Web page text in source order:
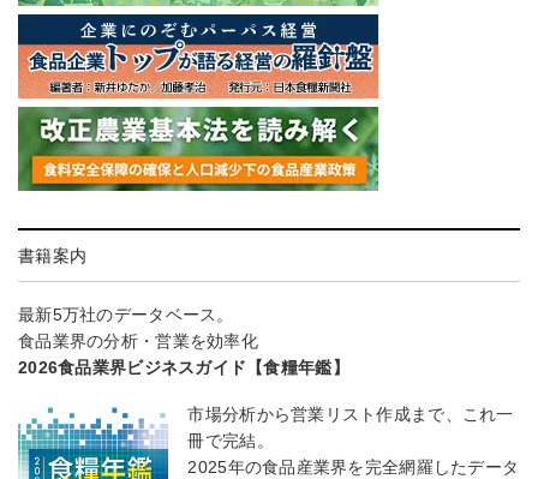
書籍案内
最新5万社のデータベース。
食品業界の分析・営業を効率化
2026食品業界ビジネスガイド【食糧年鑑】
市場分析から営業リスト作成まで、これ一
冊で完結。
2025年の食品産業界を完全網羅したデータ